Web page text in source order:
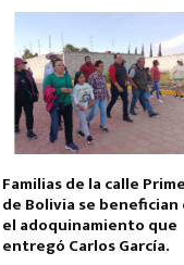
Familias de la calle
de Bolivia se benefician
el adoquinamiento que
entregó Carlos García.